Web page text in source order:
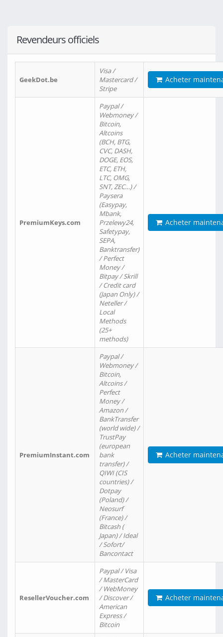
Revendeurs officiels
GeekDot.be
Visa /
Mastercard /
Stripe
Acheter
PremiumKeys.com
Paypal /
Webmoney /
Bitcoin,
Altcoins
(BCH, BTG,
CVC, DASH,
DOGE, EOS,
ETC, ETH,
LTC, OMG,
SNT, ZEC…) /
Paysera
(Easypay,
Mbank,
Przelewy24,
Safetypay,
SEPA,
Banktransfer)
/ Perfect
Money /
Bitpay / Skrill
/ Credit card
(Japan Only) /
Neteller /
Local
Methods
(25+
methods)
Acheter
PremiumInstant.com
Paypal /
Webmoney /
Bitcoin,
Altcoins /
Perfect
Money /
Amazon /
BankTransfer
(world wide) /
TrustPay
(european
bank
transfer) /
QIWI (CIS
countries) /
Dotpay
(Poland) /
Neosurf
(France) /
Bitcash (
Japan) / Ideal
/ Sofort/
Bancontact
Acheter
ResellerVoucher.com
Paypal / Visa
/ MasterCard
/ WebMoney
/ Discover /
American
Express /
Bitcoin
Acheter